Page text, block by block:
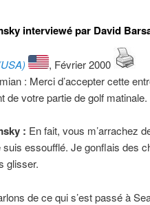
interviewé par David
, Février 2000
: Merci d’accepter cette
de votre partie de golf matinale.
: En fait, vous m’arrachez
suis essoufflé. Je gonflais des
glisser.
de ce qui s’est passé à